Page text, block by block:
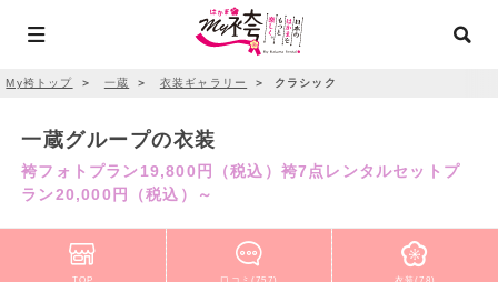
My袴トップ ＞ 一蔵 ＞ 衣装ギャラリー ＞ クラシック
一蔵グループの衣装
袴フォトプラン19,800円（税込）袴7点レンタルセットプ
ラン20,000円（税込）～